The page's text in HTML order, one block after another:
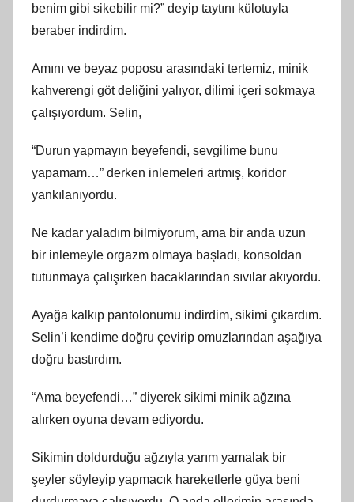
benim gibi sikebilir mi?” deyip taytını külotuyla
beraber indirdim.
Amını ve beyaz poposu arasındaki tertemiz, minik
kahverengi göt deliğini yalıyor, dilimi içeri sokmaya
çalışıyordum. Selin,
“Durun yapmayın beyefendi, sevgilime bunu
yapamam…” derken inlemeleri artmış, koridor
yankılanıyordu.
Ne kadar yaladım bilmiyorum, ama bir anda uzun
bir inlemeyle orgazm olmaya başladı, konsoldan
tutunmaya çalışırken bacaklarından sıvılar akıyordu.
Ayağa kalkıp pantolonumu indirdim, sikimi çıkardım.
Selin’i kendime doğru çevirip omuzlarından aşağıya
doğru bastırdım.
“Ama beyefendi…” diyerek sikimi minik ağzına
alırken oyuna devam ediyordu.
Sikimin doldurduğu ağzıyla yarım yamalak bir
şeyler söyleyip yapmacık hareketlerle güya beni